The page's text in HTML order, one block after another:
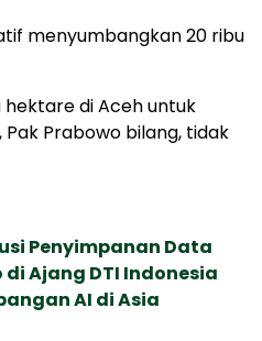
menyumbangkan 20 ribu
hektare di Aceh untuk
Prabowo bilang, tidak
Penyimpanan Data
Ajang DTI Indonesia
AI di Asia